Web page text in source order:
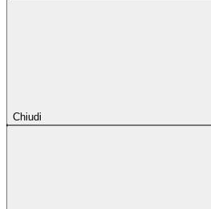
Chiudi